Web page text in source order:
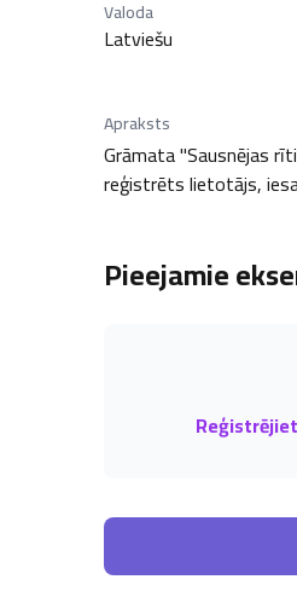
Valoda
Latviešu
Apraksts
Grāmata "Sausnējas
reģistrēts lietotājs,
Pieejamie